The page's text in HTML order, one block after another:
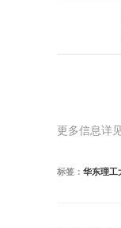
更多信息详
标签： 华东理工